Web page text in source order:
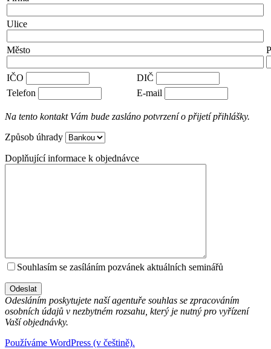
Ulice
Město
IČO
DIČ
Telefon
E-mail
Na tento kontakt Vám bude zasláno potvrzení o přijetí přihlášky.
Způsob úhrady
Doplňující informace k objednávce
Souhlasím se zasíláním pozvánek aktuálních seminářů
Odesláním poskytujete naší agentuře souhlas se zpracováním
osobních údajů v nezbytném rozsahu, který je nutný pro vyřízení
Vaší objednávky.
Používáme WordPress (v češtině).